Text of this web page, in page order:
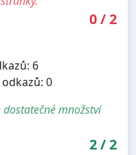
0/2
6
0
množství
2/2